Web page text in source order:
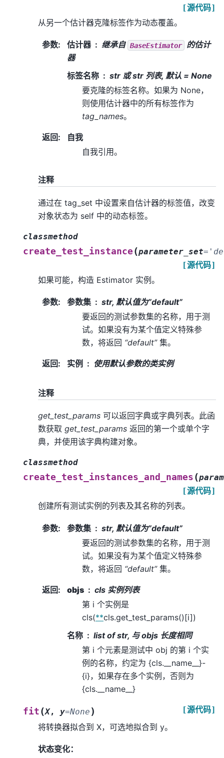
[源代码]
从另一个估计器克隆标签作为动态覆盖。
参数: 估计器 继承自 BaseEstimator
的估计
器
标签名称
str 或 str 列表, 默认 = None
要克隆的标签名称。如果为 None，
则使用估计器中的所有标签作为
tag_names。
返回:
自我
自我引用。
注释
通过在 tag_set 中设置来自估计器的标签值，改变
对象状态为 self 中的动态标签。
classmethod
create_test_instance (parameter_set=
[源代码]
如果可能，构造 Estimator 实例。
参数: 参数集
str, 默认值为”default”
要返回的测试参数集的名称，用于测
试。如果没有为某个值定义特殊参
数，将返回 “default”集。
返回: 实例 使用默认参数的类实例
注释
get_test_params 可以返回字典或字典列表。此函
数获取 get_test_params 返回的第一个或单个字
典，并使用该字典构建对象。
classmethod
create_test_instances_and_names (
[源代码]
创建所有测试实例的列表及其名称的列表。
参数: 参数集
str, 默认值为”default”
要返回的测试参数集的名称，用于测
试。如果没有为某个值定义特殊参
数，将返回 “default”集。
返回: objs
cls 实例列表
第 i 个实例是
cls(**cls.get_test_params()[i])
名称
list of str, 与 objs 长度相同
第 i 个元素是测试中 obj 的第 i 个实
例的名称，约定为 {cls.__name__}-
{i}，如果存在多个实例，否则为
{cls.__name__}
fit (X, y=None ) [源代码]
将转换器拟合到 X，可选地拟合到 y。
状态变化：